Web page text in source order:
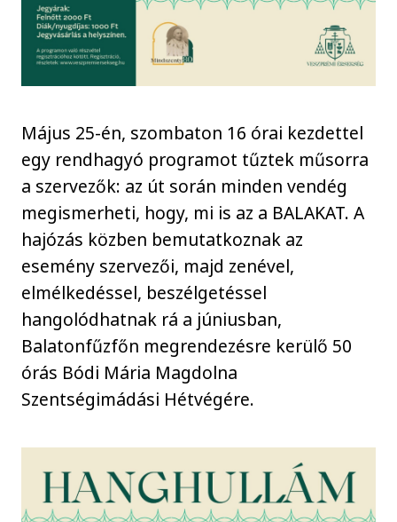
Május 25-én, szombaton 16 órai kezdettel
egy rendhagyó programot tűztek műsorra
a szervezők: az út során minden vendég
megismerheti, hogy, mi is az a BALAKAT. A
hajózás közben bemutatkoznak az
esemény szervezői, majd zenével,
elmélkedéssel, beszélgetéssel
hangolódhatnak rá a júniusban,
Balatonfűzfőn megrendezésre kerülő 50
órás Bódi Mária Magdolna
Szentségimádási Hétvégére.